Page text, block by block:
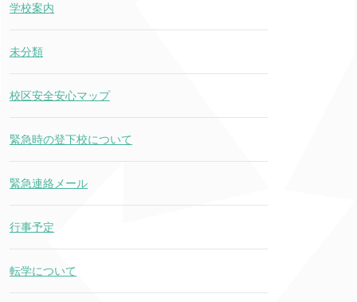
学校案内
未分類
校区安全安心マップ
緊急時の登下校について
緊急連絡メール
行事予定
転学について